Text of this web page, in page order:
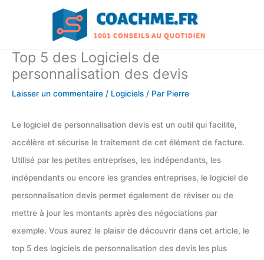
Top 5 des Logiciels de
personnalisation des devis
Laisser un commentaire / Logiciels / Par Pierre
Le logiciel de personnalisation devis est un outil qui facilite,
accélère et sécurise le traitement de cet élément de facture.
Utilisé par les petites entreprises, les indépendants, les
indépendants ou encore les grandes entreprises, le logiciel de
personnalisation devis permet également de réviser ou de
mettre à jour les montants après des négociations par
exemple. Vous aurez le plaisir de découvrir dans cet article, le
top 5 des logiciels de personnalisation des devis les plus